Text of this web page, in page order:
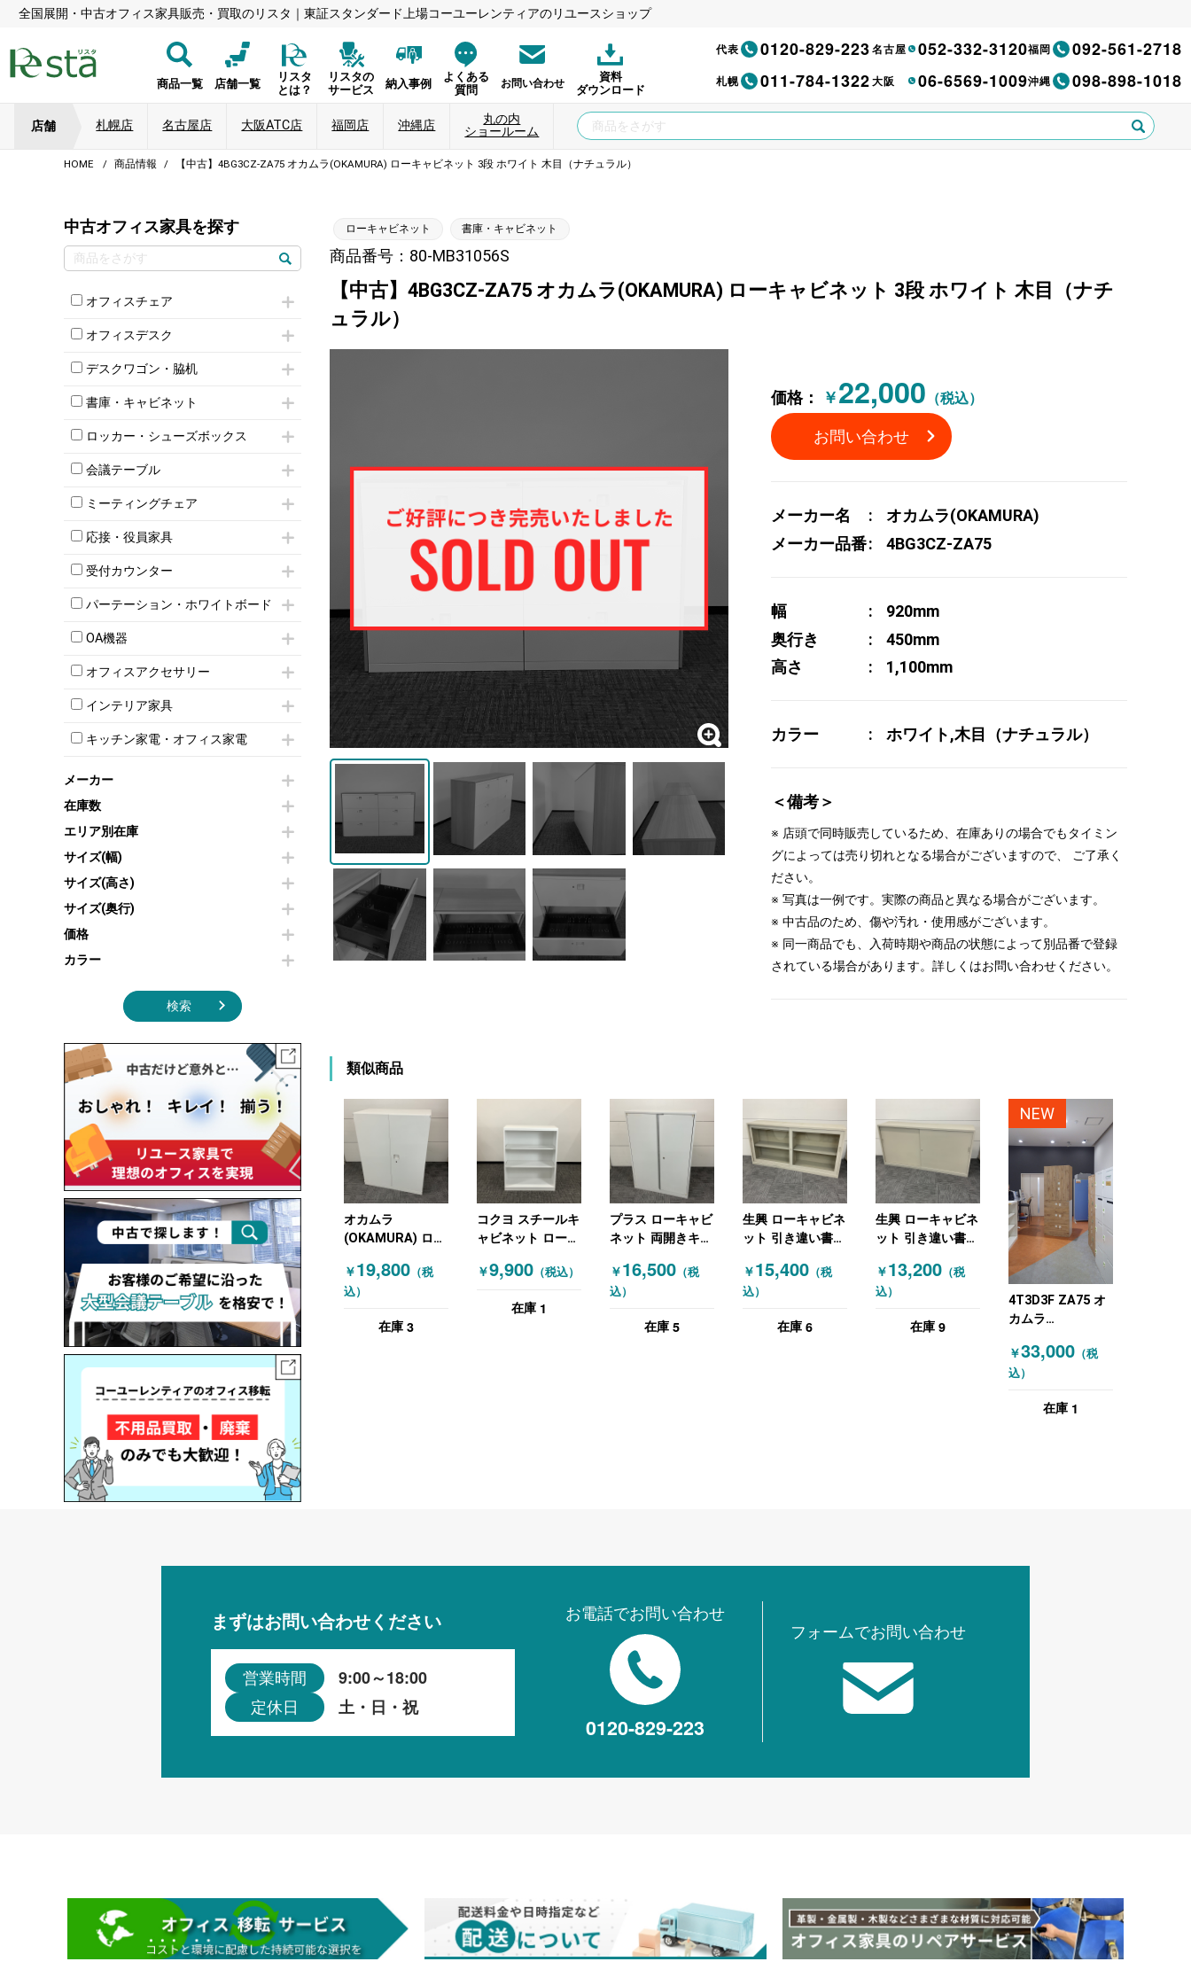
全国展開・中古オフィス家具販売・買取のリスタ｜東証スタンダード上場コーユーレンティアのリユースショップ
商品一覧 店舗一覧
リスタ
とは？
リスタの
サービス
納入事例
よくある
質問
お問い合わせ
資料
ダウンロード
代表 0120-829-223名古屋 052-332-3120福岡 092-561-2718
札幌 011-784-1322大阪 06-6569-1009沖縄 098-898-1018
店舗 札幌店 名古屋店 大阪ATC店 福岡店 沖縄店
丸の内
ショールーム
HOME 商品情報 【中古】4BG3CZ-ZA75 オカムラ(OKAMURA) ローキャビネット 3段 ホワイト 木目（ナチュラル）
中古オフィス家具を探す
オフィスチェア
肘付きチェア
肘無しチェア
役員チェア
オフィスチェアその他
オフィスデスク
片袖机
フリーアドレスデスク（ベンチデスク）
昇降デスク
両袖机
デスクワゴン・脇机
インワゴン2段
インワゴン3段
脇机
書庫・キャビネット
ハイキャビネット
ローキャビネット
両開きキャビネット
上下連結キャビネット
軽量ラック（スチールラック）
収納家具その他
オープン書庫
両開書庫
引き違い書庫
ロッカー・シューズボックス
1人用ロッカー
2人用ロッカー
3人用ロッカー
5人用ロッカー
8人用ロッカー
多人数ロッカー
シリンダー錠ロッカー
ダイヤル錠ロッカー
ボタン錠ロッカー
シューズロッカー・下駄箱
ロッカーその他
会議テーブル
ミーティングテーブル
スタッキングテーブル
ネスティングテーブル
カウンターテーブル
T字脚テーブル
会議テーブルW1200～
会議テーブルW1800～
折りたたみ会議テーブル
ハイテーブル
ミーティングチェア
キャスター付きミーティングチェア
スタッキングミーティングチェア
テーブル付きミーティングチェア
折りたたみミーティングチェア
ハイチェア
ミーティングチェアその他
応接・役員家具
応接セット
応接ソファ
応接チェア
応接・役員家具その他
受付カウンター
ハイカウンター
ローカウンター
ラウンジカウンター
パーテーション・ホワイトボード
パーテーション
自立タイプパーテーション
パーテーションその他
壁掛けホワイトボード
ホワイトボードその他
OA機器
iPad
電話機（ビジネスフォン）
シュレッダー
スクリーン
プリンター・コピー機
オフィスアクセサリー
チェア用台車
演台・講演台・演説台
防音パネル
コートハンガー・ポールハンガー
傘立て
食器棚・キッチンキャビネット
オフィスアクセサリーその他
インテリア家具
モールドチェア
ダイニングチェア
カウンターテーブル
センターテーブル・サイドテーブル
カフェテーブル
ソファ
シェルフ
ダストボックス（ゴミ箱）
インテリア家具その他
キッチン家電・オフィス家電
冷蔵庫・洗濯機
空気清浄機・加湿器
電子レンジ
液晶テレビ・モニター類
エアコン
照明機器
季節家電
その他キッチン家電・オフィス家電
メーカー
在庫数
エリア別在庫
サイズ(幅)
サイズ(高さ)
サイズ(奥行)
価格
カラー
検索
ローキャビネット 書庫・キャビネット
商品番号：80-MB31056S
【中古】4BG3CZ-ZA75 オカムラ(OKAMURA) ローキャビネット 3段 ホワイト 木目（ナチ
ュラル）
価格： ￥22,000 （税込）
お問い合わせ
メーカー名
オカムラ(OKAMURA)
メーカー品番
4BG3CZ-ZA75
幅
920mm
奥行き
450mm
高さ
1,100mm
カラー ホワイト,木目（ナチュラル）
＜備考＞
※ 店頭で同時販売しているため、在庫ありの場合でもタイミン
グによっては売り切れとなる場合がございますので、 ご了承く
ださい。
※ 写真は一例です。実際の商品と異なる場合がございます。
※ 中古品のため、傷や汚れ・使用感がございます。
※ 同一商品でも、入荷時期や商品の状態によって別品番で登録
されている場合があります。詳しくはお問い合わせください。
類似商品
オカムラ
(OKAMURA) ロー
きキャビネット ホ
ワイト
￥19,800 （税
込）
在庫 3
コクヨ スチールキ
ャビネット ローキ
ト
￥9,900（税込）
在庫 1
プラス ローキャビ
ネット 両開きキャ
￥16,500（税
込）
在庫 5
生興 ローキャビネ
ット 引き違い書庫
レー
￥15,400（税
込）
在庫 6
生興 ローキャビネ
ット 引き違い書庫
レー
￥13,200（税
込）
在庫 9
NEW
4T3D3F ZA75 オ
カムラ
連結キャビネット
札幌限定品！
￥33,000（税
込）
在庫 1
まずはお問い合わせください
営業時間 9:00～18:00
定休日 土・日・祝
お電話でお問い合わせ
0120-829-223
フォームでお問い合わせ